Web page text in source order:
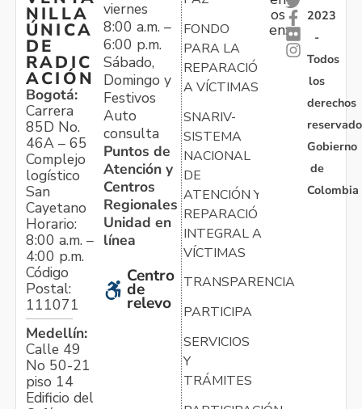
NILLA
ÚNICA
DE
RADIC
ACIÓN
Bogotá:
Carrera
85D No.
46A – 65
Complejo
logístico
San
Cayetano
Horario:
8:00 a.m. –
4:00 p.m.
Código
Postal:
111071
Medellín:
Calle 49
No 50-21
piso 14
Edificio del
viernes
8:00 a.m. –
6:00 p.m.
Sábado,
Domingo y
Festivos
Auto
consulta
Puntos de
Atención y
Centros
Regionales
Unidad en
línea
Centro
de
relevo
FONDO
PARA LA
REPARACIÓN
A VÍCTIMAS
SNARIV-
SISTEMA
NACIONAL
DE
ATENCIÓN Y
REPARACIÓN
INTEGRAL A
VÍCTIMAS
TRANSPARENCIA
PARTICIPA
SERVICIOS
Y
TRÁMITES
os
en:
2023
-
Todos
los
derechos
Gobierno
de
Colombia